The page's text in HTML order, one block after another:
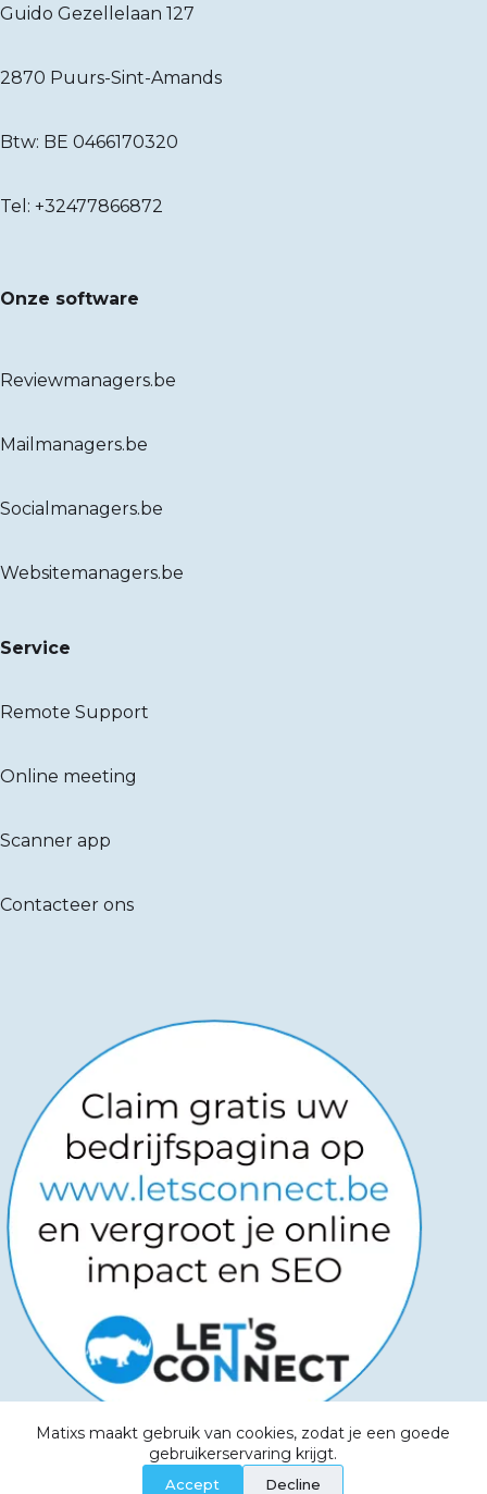
Matixs maakt gebruik van cookies, zodat je een goede
gebruikerservaring krijgt.
Accept Decline
Guido Gezellelaan 127
2870 Puurs-Sint-Amands
Btw: BE 0466170320
Tel: +32477866872
Onze software
Reviewmanagers.be
Mailmanagers.be
Socialmanagers.be
Websitemanagers.be
Service
Remote Support
Online meeting
Scanner app
Contacteer ons
Copyright © 2026-Powered by
Websitemanagers
Algemene voorwaarden -